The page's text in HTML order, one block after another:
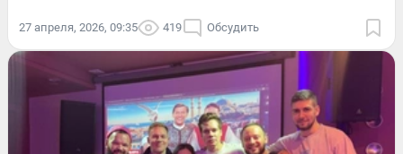
27 апреля, 2026, 09:35 419 Обсудить